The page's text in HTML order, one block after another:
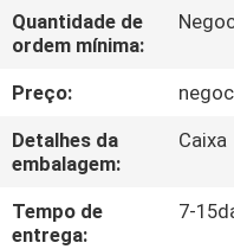
DA
FÁBRICA
CONTROLE
DA
QUALIDADE
Quantidade de
ordem mínima:
Preço:
Detalhes da
embalagem:
Caixa
Tempo de
entrega:
7-